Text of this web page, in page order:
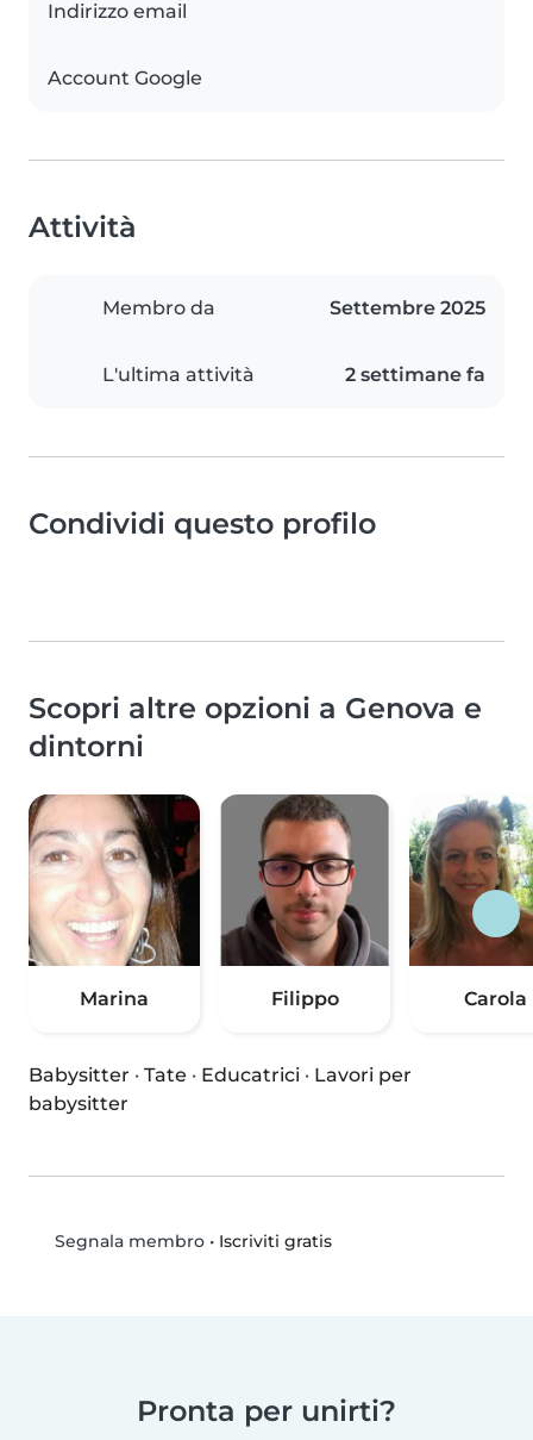
Indirizzo email
Account Google
Attività
Membro da Settembre 2025
L'ultima attività 2 settimane fa
Condividi questo profilo
Scopri altre opzioni a Genova e
dintorni
Marina Filippo Carola
Babysitter · Tate · Educatrici · Lavori per
babysitter
Segnala membro• Iscriviti gratis
Pronta per unirti?